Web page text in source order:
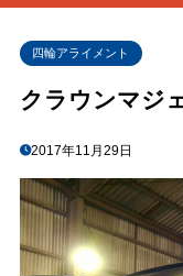
四輪アライメント
クラウンマジ
2017年11月29日